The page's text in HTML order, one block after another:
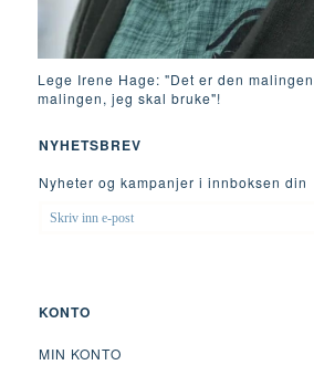
Lege Irene Hage: "Det er den
malingen, jeg skal bruke"!
NYHETSBREV
Nyheter og kampanjer i innboksen din
SKRIV
INN
KONTO
MIN KONTO